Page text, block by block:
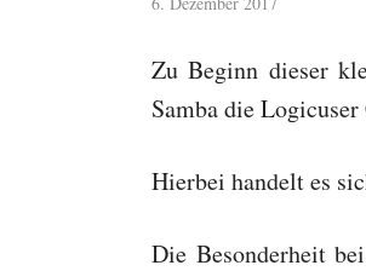
Zu Beginn dieser
Samba die
Hierbei handelt es
Die Besonderheit